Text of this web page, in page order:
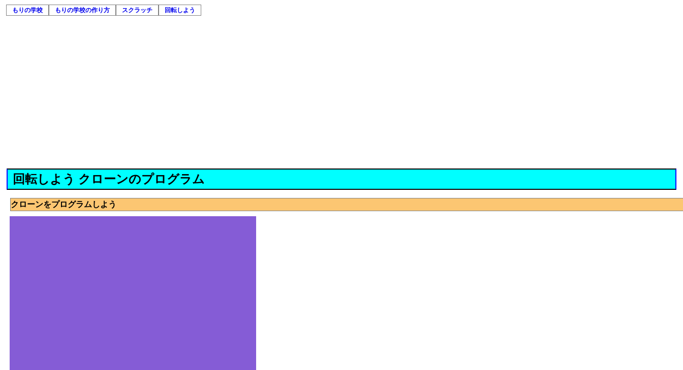
もりの学校 もりの学校の作り方 スクラッチ 回転しよう
回転しよう クローンのプログラム
クローンをプログラムしよう